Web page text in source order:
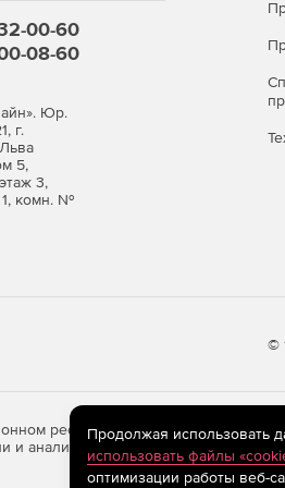
– все элементы управления
работы с данными.
обновлений и
и web-чату) в течение 1 года.
00-60
08-60
Юр.
г.
5,
3,
комн. №
©
ресурсе store.softline.ru
и анализа сведений, относящихся
Продолжая использовать
использовать файлы
оптимизации работы веб-